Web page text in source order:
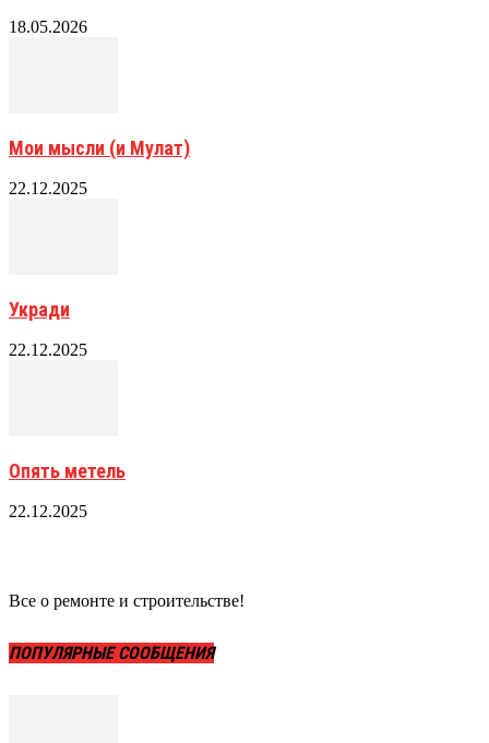
18.05.2026
Мои мысли (и Мулат)
22.12.2025
Укради
22.12.2025
Опять метель
22.12.2025
Все о ремонте и строительстве!
ПОПУЛЯРНЫЕ СООБЩЕНИЯ